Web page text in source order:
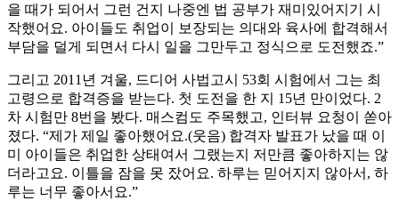
을 때가 되어서 그런 건지 나중엔 법 공부가 재미있어지기 시
작했어요. 아이들도 취업이 보장되는 의대와 육사에 합격해서
부담을 덜게 되면서 다시 일을 그만두고 정식으로 도전했죠.”
그리고 2011년 겨울, 드디어 사법고시 53회 시험에서 그는 최
고령으로 합격증을 받는다. 첫 도전을 한 지 15년 만이었다. 2
차 시험만 8번을 봤다. 매스컴도 주목했고, 인터뷰 요청이 쏟아
졌다. “제가 제일 좋아했어요.(웃음) 합격자 발표가 났을 때 이
미 아이들은 취업한 상태여서 그랬는지 저만큼 좋아하지는 않
더라고요. 이틀을 잠을 못 잤어요. 하루는 믿어지지 않아서, 하
루는 너무 좋아서요.”